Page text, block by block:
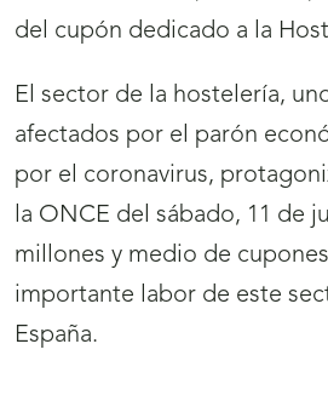
El sector de la hostelería,
afectados por el parón
por el coronavirus,
la ONCE del sábado, 11 de
millones y medio de
importante labor de este
España.